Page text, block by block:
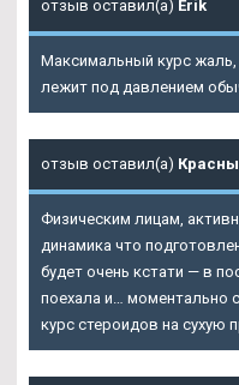
отзыв оставил(а) Erik
Максимальный курс
лежит под давлением
отзыв оставил(а)
Физическим лицам,
динамика что
будет очень кстати — в
поехала и… моментально
курс стероидов на сухую